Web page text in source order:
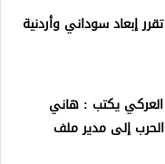
إبعاد سوداني وأردنية
العركي يكتب : هاني
إلى مدير ملف